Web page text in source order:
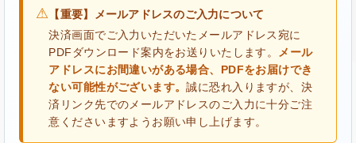
⚠ 【重要】メールアドレスのご入力について
決済画面でご入力いただいたメールアドレス宛に
PDFダウンロード案内をお送りいたします。
メール
アドレスにお間違いがある場合、PDFをお届けでき
ない可能性がございます。誠に恐れ入りますが、決
済リンク先でのメールアドレスのご入力に十分ご注
意くださいますようお願い申し上げます。